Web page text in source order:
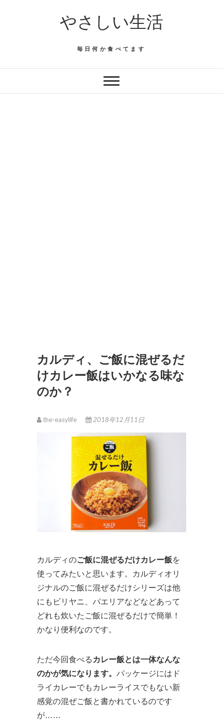
やさしい生活
毎日何か食べてます
カルディ、ご飯に混ぜるだ
けカレー飯はいかなる味な
のか？
the-easylife 2018年12月11日
カルディのご飯に混ぜるだけカレー飯を
使ってみたいと思います。カルディオリ
ジナルのご飯に混ぜるだけシリーズは他
にもビリヤニ、パエリアなどなどあって
どれも炊いたご飯に混ぜるだけで簡単！
かなり便利なのです。
ただ今回食べる カレー飯とは一体なんな
のかが気になります。 パッケージにはド
ライカレーでもカレーライスでもない新
感覚の混ぜご飯と書かれているのです
が……